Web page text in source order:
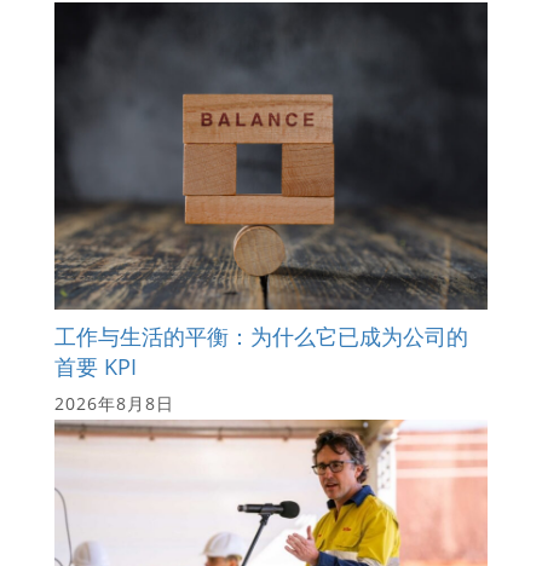
工作与生活的平衡：为什么它已成为公司的
首要 KPI
2026年8月8日